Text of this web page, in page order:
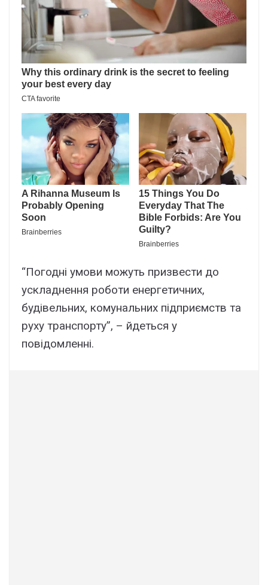
“Погодні умови можуть призвести до
ускладнення роботи енергетичних,
будівельних, комунальних підприємств та
руху транспорту”, – йдеться у
повідомленні.